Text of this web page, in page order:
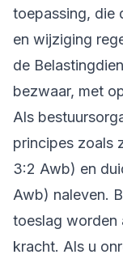
toepassing, die
en wijziging
de
bezwaar, met
Als
principes zoals
3:2 Awb) en
Awb) naleven.
toeslag worden
kracht. Als u